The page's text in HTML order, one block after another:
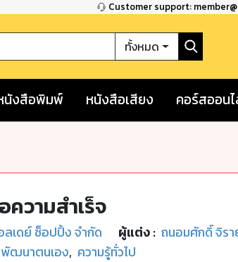
Customer support:
ทั้งหมด
นังสือพิมพ์ หนังสือเสียง คอร์สออน
ความสำเร็จ
เดย์ ช็อปปิ้ง จำกัด ผู้แต่ง : ถนอมศักดิ์ จิร
ฒนาตนเอง, ความรู้ทั่วไป